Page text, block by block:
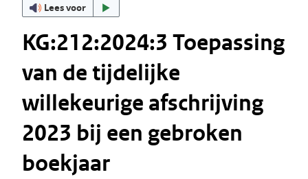
Lees voor
KG:212:2024:3 Toepassing
van de tijdelijke
willekeurige afschrijving
2023 bij een gebroken
boekjaar